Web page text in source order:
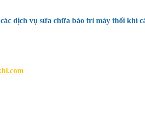
dịch vụ sửa chữa bảo trì máy thổi khí